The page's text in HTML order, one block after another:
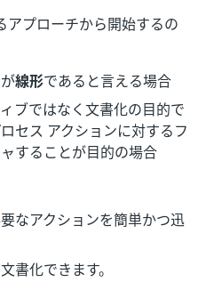
アプローチから開始するの
線形であると言える場合
ブではなく文書化の目的で
セス アクションに対するフ
することが目的の場合
なアクションを簡単かつ迅
書化できます。